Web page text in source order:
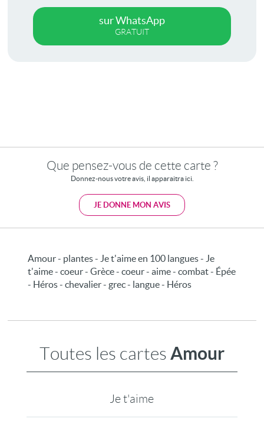
sur WhatsApp
GRATUIT
Que pensez-vous de cette carte ?
Donnez-nous votre avis, il apparaitra ici.
JE DONNE MON AVIS
Amour - plantes - Je t'aime en 100 langues - Je
t'aime - coeur - Grèce - coeur - aime - combat - Épée
- Héros - chevalier - grec - langue - Héros
Toutes les cartes Amour
Je t'aime